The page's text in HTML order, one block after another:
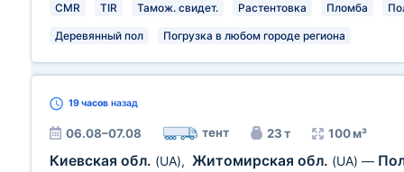
CMR TIR Тамож. свидет. Растентовка Пломба
Деревянный пол Погрузка в любом городе региона
19 часов назад
06.08–07.08 тент 23 т 100 м³
Киевская обл. (UA), Житомирская обл. (UA) —